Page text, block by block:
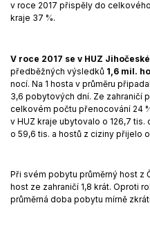
v roce 2017 přispěly do
kraje 37 %.
V roce 2017 se v HUZ
předběžných výsledků 1,6 mil.
nocí. Na 1 hosta v průměru
3,6 pobytových dní. Ze zahraničí
celkovém počtu přenocování 24
v HUZ kraje ubytovalo o 126,7
o 59,6 tis. a hostů z ciziny přijelo o
Při svém pobytu průměrný host z
host ze zahraničí 1,8 krát. Oproti
průměrná doba pobytu mírně